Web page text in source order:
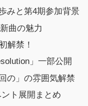
みと第4期参加背景
曲の魅力
解禁！
」一部公開
の」の雰囲気解禁
ト展開まとめ